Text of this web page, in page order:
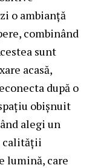
o ambianță
combinând
sunt
acasă,
după o
obișnuit
alegi un
calității
lumină, care